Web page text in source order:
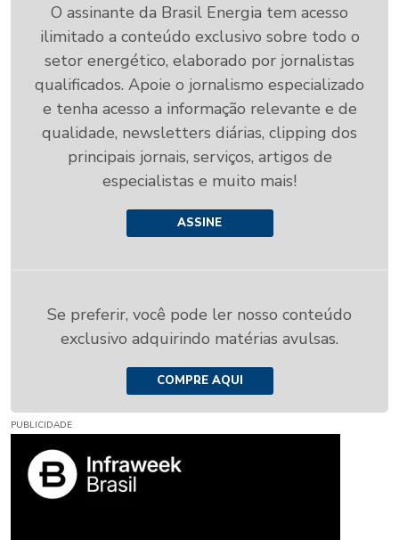
O assinante da Brasil Energia tem acesso
ilimitado a conteúdo exclusivo sobre todo o
setor energético, elaborado por jornalistas
qualificados. Apoie o jornalismo especializado
e tenha acesso a informação relevante e de
qualidade, newsletters diárias, clipping dos
principais jornais, serviços, artigos de
especialistas e muito mais!
ASSINE
Se preferir, você pode ler nosso conteúdo
exclusivo adquirindo matérias avulsas.
COMPRE AQUI
PUBLICIDADE